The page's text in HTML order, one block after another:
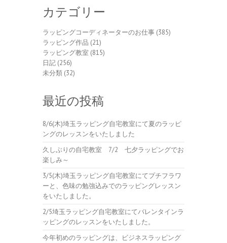
カテゴリー
ラッピングコーディネーターのお仕事 (385)
ラッピング作品 (21)
ラッピング教室 (815)
日記 (256)
未分類 (32)
最近の投稿
8/6(木)埼玉ラッピング自宅教室にて夏のラッピ
ングのレッスンをいたしました
久しぶりの自宅教室 7/2 七夕ラッピングでお
楽しみ～
3/5(木)埼玉ラッピング自宅教室にてプチフラワ
ーと、色味の勉強込みでのラッピングレッスン
をいたしました。
2/5埼玉ラッピング自宅教室にてバレンタインラ
ッピングのレッスンをいたしました。
今年初めのラッピングは、ビジネスラッピング